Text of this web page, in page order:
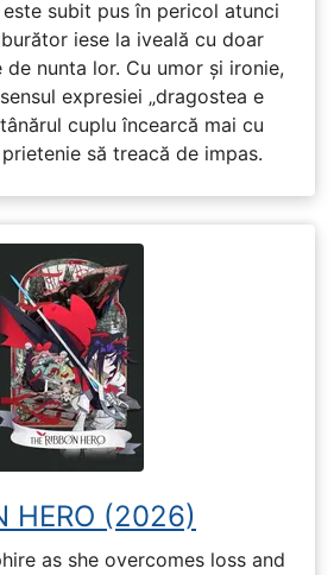
subit pus în pericol atunci
iese la iveală cu doar
nunta lor. Cu umor și ironie,
expresiei „dragostea e
cuplu încearcă mai cu
să treacă de impas.
HERO (2026)
as she overcomes loss and